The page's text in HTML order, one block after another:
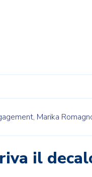
Marika
il